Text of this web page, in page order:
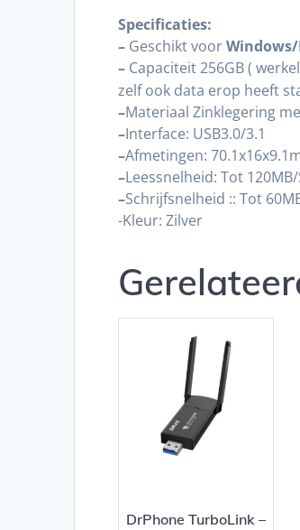
Specificaties:
– Geschikt voor
– Capaciteit 256GB (
zelf ook data erop heeft
–Materiaal Zinklegering
–Interface: USB3.0/3.1
–Afmetingen:
–Leessnelheid: Tot 120MB/
–Schrijfsnelheid :: Tot
-Kleur: Zilver
DrPhone TurboLink –